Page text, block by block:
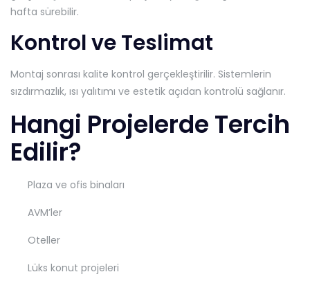
hafta sürebilir.
Kontrol ve Teslimat
Montaj sonrası kalite kontrol gerçekleştirilir. Sistemlerin
sızdırmazlık, ısı yalıtımı ve estetik açıdan kontrolü sağlanır.
Hangi Projelerde Tercih
Edilir?
Plaza ve ofis binaları
AVM’ler
Oteller
Lüks konut projeleri